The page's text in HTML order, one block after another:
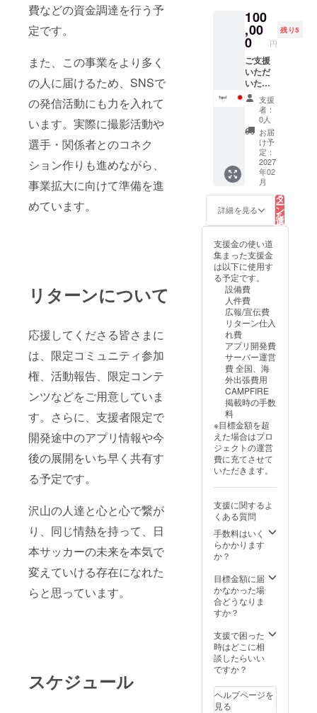
費などの資金調達を行う予
定です。
また、この事業をより多く
の人に届けるため、SNSで
の発信活動にも力を入れて
います。実際に撮影活動や
選手・関係者とのコネク
ション作りも進めながら、
事業拡大に向けて準備を進
めています。
リターンについて
応援してくださる皆さまに
は、限定コミュニティ参加
権、活動報告、限定コンテ
ンツなどをご用意していま
す。さらに、支援者限定で
開発途中のアプリ情報や今
後の展開をいち早く共有す
る予定です。
沢山の人達と心と心で繋が
り、同じ情熱を持って、日
本サッカーの未来を本気で
変えていける存在になれた
らと思っています。
スケジュール
法：文
字、ロ
ゴ・バ
ナー掲
載 ・注
意事
項：支
援時、
必ず備
考欄に
掲載を
希望さ
れるお
名前を
ご記入
くださ
い
Equal公
式ウェ
ブサイ
ト内の
「Proje
ct
Support
ers（プ
ロジェ
クトサ
ポー
ター）
」ペー
ジへ掲
載いた
しま
す。 リ
ターン
内容
Equal公
式ウェ
ブサイ
トへの
お名前
掲載 ・
掲載期
間：
2027年
2月から
２年間
掲載 ・
掲載方
法：文
字、ロ
ゴ・バ
ナー掲
載 ・注
意事
項：支
援時、
必ず備
考欄に
掲載を
希望さ
れるお
名前を
ご記入
くださ
100
,00
0 円
残り5
ご支援
いただ
いた企
業様
を、
Equal公
式
SNS（I
nstagra
m・X・
Facebo
ok）に
てプロ
ジェク
トサ
ポー
ターと
してご
掲載い
たしま
す。 リ
ターン
内容
Equal公
Instagr
amへの
文字、
ロゴ掲
載
Equal公
式Xへの
文字、
ロゴ掲
載
Equal公
式
Facebo
okへの
文字、
ロゴ掲
載 ご希
望に応
じて
トのタ
グ付け
も可能
2027年
２月か
ら事業
が存続
する限
り掲載
支援
者：
0人
お届
け予
定：
2027
年02
月
詳細を見る
リ
タ
ー
ン
を
選
択
支援金の使い道
集まった支援金
は以下に使用す
る予定です。
設備費
人件費
広報/宣伝費
リターン仕入
れ費
アプリ開発費
サーバー運営
費 全国、海
外出張費用
CAMPFIRE
掲載時の手数
料
※目標金額を超
えた場合はプロ
ジェクトの運営
費に充てさせて
いただきます。
支援に関するよ
くある質問
手数料はいく
らかかります
か？
目標金額に届
かなかった場
合どうなりま
すか？
支援で困った
時はどこに相
談したらいい
ですか？
ヘルプページを
見る